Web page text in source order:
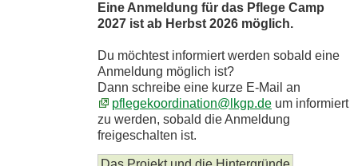
Eine Anmeldung für das Pflege Camp
2027 ist ab Herbst 2026 möglich.
Du möchtest informiert werden sobald eine
Anmeldung möglich ist?
Dann schreibe eine kurze E-Mail an
pflegekoordination@lkgp.de um informiert
zu werden, sobald die Anmeldung
freigeschalten ist.